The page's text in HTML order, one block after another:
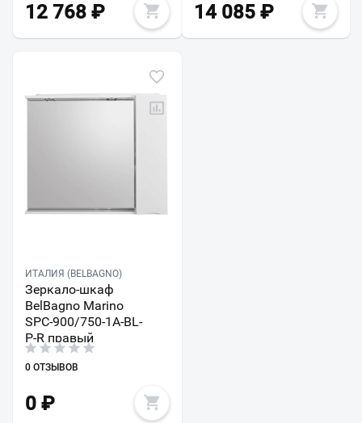
12 768 ₽ 14 085₽
ИТАЛИЯ (BELBAGNO)
Зеркало-шкаф
BelBagno Marino
SPC-900/750-1A-BL-
P-R правый
0 ОТЗЫВОВ
0 ₽